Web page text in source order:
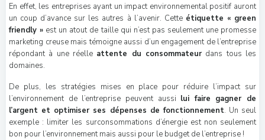
En effet, les entreprises ayant un impact environnemental positif auront
un coup d’avance sur les autres à l’avenir. Cette étiquette « green
friendly » est un atout de taille qui n’est pas seulement une promesse
marketing creuse mais témoigne aussi d’un engagement de l’entreprise
répondant à une réelle attente du consommateurdans tous les
domaines.
De plus, les stratégies mises en place pour réduire l’impact sur
l’environnement de l’entreprise peuvent aussi lui faire gagner de
l’argent et optimiser ses dépenses de fonctionnement. Un seul
exemple : limiter les surconsommations d’énergie est non seulement
bon pour l’environnement mais aussi pour le budget de l’entreprise !